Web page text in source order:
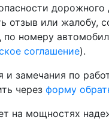
отзыв или жалобу,
номеру
соглашение).
и замечания по
через форму
на мощностях